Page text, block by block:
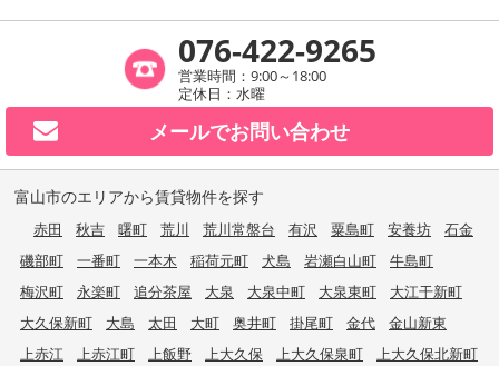
076-422-9265
営業時間：9:00～18:00
定休日：水曜
メールでお問い合わせ
富山市のエリアから賃貸物件を探す
赤田 秋吉 曙町 荒川 荒川常盤台 有沢 粟島町 安養坊
石金
磯部町
一番町 一本木 稲荷元町 犬島 岩瀬白山町
牛島町
梅沢町
永楽町 追分茶屋 大泉 大泉中町 大泉東町
大江干新町
大久保新町
大島 太田 大町 奥井町 掛尾町 金代
金山新東
上赤江
上赤江町 上飯野 上大久保 上大久保泉町
上大久保北新町